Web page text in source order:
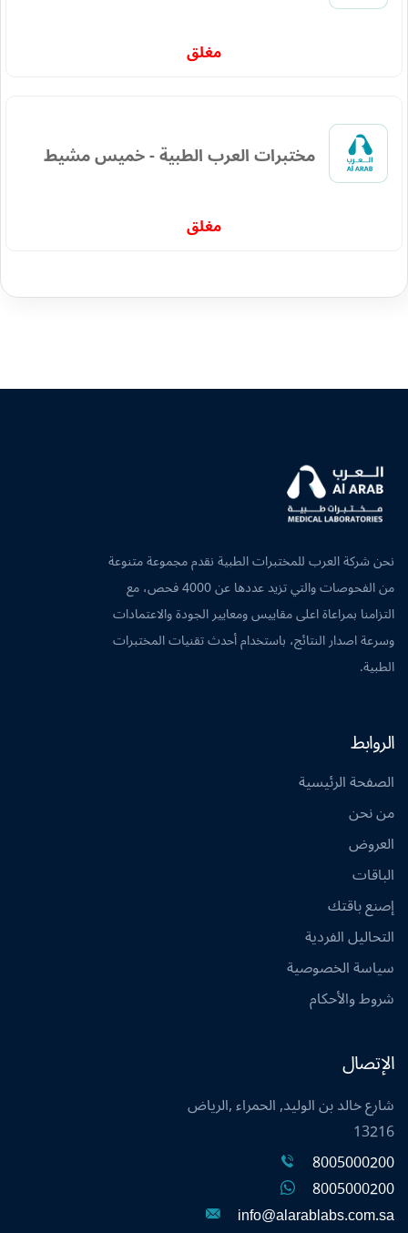
مغلق
مختبرات العرب الطبية - خميس مشيط
مغلق
نحن شركة العرب للمختبرات الطبية نقدم مجموعة متنوعة
من الفحوصات والتي تزيد عددها عن 4000 فحص، مع
التزامنا بمراعاة اعلى مقاييس ومعايير الجودة والاعتمادات
وسرعة اصدار النتائج، باستخدام أحدث تقنيات المختبرات
الطبية.
الروابط
الصفحة الرئيسية
من نحن
العروض
الباقات
إصنع باقتك
التحاليل الفردية
سياسة الخصوصية
شروط والأحكام
الإتصال
شارع خالد بن الوليد, الحمراء ,الرياض
13216
8005000200
8005000200
info@alarablabs.com.sa